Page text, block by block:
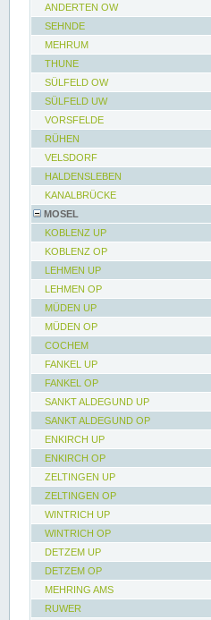
ANDERTEN OW
SEHNDE
MEHRUM
THUNE
SÜLFELD OW
SÜLFELD UW
VORSFELDE
RÜHEN
VELSDORF
HALDENSLEBEN
KANALBRÜCKE
MOSEL
KOBLENZ UP
KOBLENZ OP
LEHMEN UP
LEHMEN OP
MÜDEN UP
MÜDEN OP
COCHEM
FANKEL UP
FANKEL OP
SANKT ALDEGUND UP
SANKT ALDEGUND OP
ENKIRCH UP
ENKIRCH OP
ZELTINGEN UP
ZELTINGEN OP
WINTRICH UP
WINTRICH OP
DETZEM UP
DETZEM OP
MEHRING AMS
RUWER